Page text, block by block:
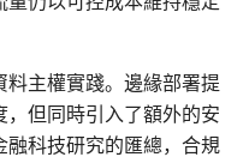
主權實踐。邊緣部署提
但同時引入了額外的安
科技研究的匯總，合規